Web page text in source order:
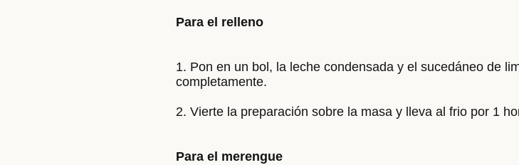
Para el relleno
Pon en un bol, la leche condensada y el sucedáneo de
completamente.
Vierte la preparación sobre la masa y lleva al frio por 1
Para el merengue